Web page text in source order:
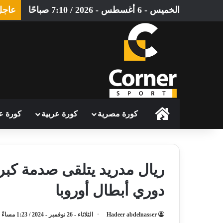
الخميس - 6 أغسطس - 2026 / 7:10 صباحًا
الرئيسيةكورة مصرية كورة عربية كورة
ريال مدريد يتلقى صدمة
دوري أبطال أوروبا
Hadeer abdelnasser الثلاثاء - 26 نوفمبر - 2024 / 1:23 مساءً